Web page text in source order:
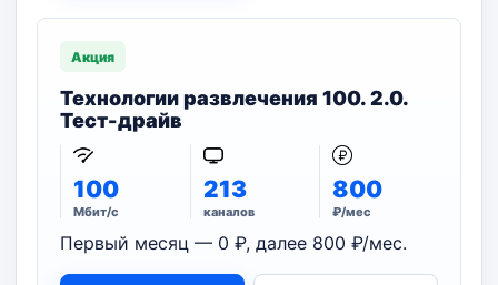
Акция
Технологии развлечения 100. 2.0.
Тест-драйв
100
Мбит/с
213
каналов
800
₽/мес
Первый месяц — 0 ₽, далее 800 ₽/мес.